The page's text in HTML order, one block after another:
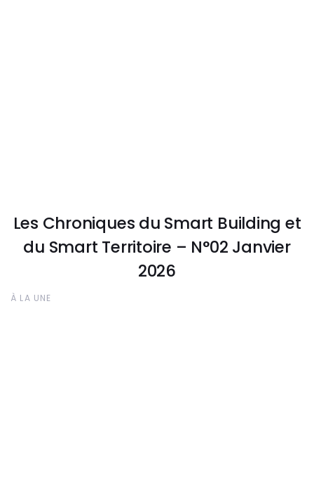
Les Chroniques du Smart Building et
du Smart Territoire – N°02 Janvier
2026
À LA UNE